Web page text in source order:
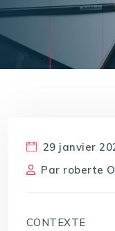
29 janvier
Par roberte
CONTEXTE